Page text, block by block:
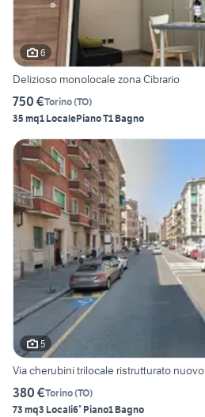
6
Delizioso monolocale zona Cibrario
750 €Torino(TO)
35 mq1 LocalePiano T1 Bagno
5
Via cherubini trilocale ristrutturato nuovo
380 €Torino(TO)
73 mq3 Locali6° Piano1 Bagno